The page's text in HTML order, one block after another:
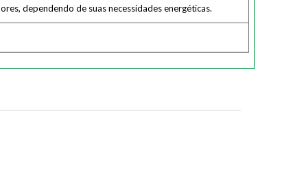
dependendo de suas necessidades energéticas.